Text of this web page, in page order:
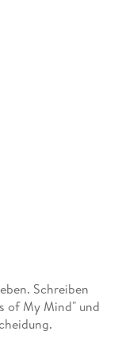
Schreiben
of My Mind" und